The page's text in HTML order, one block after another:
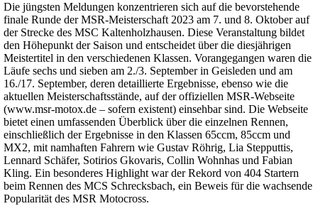
Die jüngsten Meldungen konzentrieren sich auf die bevorstehende
finale Runde der MSR-Meisterschaft 2023 am 7. und 8. Oktober auf
der Strecke des MSC Kaltenholzhausen. Diese Veranstaltung bildet
den Höhepunkt der Saison und entscheidet über die diesjährigen
Meistertitel in den verschiedenen Klassen. Vorangegangen waren die
Läufe sechs und sieben am 2./3. September in Geisleden und am
16./17. September, deren detaillierte Ergebnisse, ebenso wie die
aktuellen Meisterschaftsstände, auf der offiziellen MSR-Webseite
(www.msr-motox.de – sofern existent) einsehbar sind. Die Webseite
bietet einen umfassenden Überblick über die einzelnen Rennen,
einschließlich der Ergebnisse in den Klassen 65ccm, 85ccm und
MX2, mit namhaften Fahrern wie Gustav Röhrig, Lia Stepputtis,
Lennard Schäfer, Sotirios Gkovaris, Collin Wohnhas und Fabian
Kling. Ein besonderes Highlight war der Rekord von 404 Startern
beim Rennen des MCS Schrecksbach, ein Beweis für die wachsende
Popularität des MSR Motocross.